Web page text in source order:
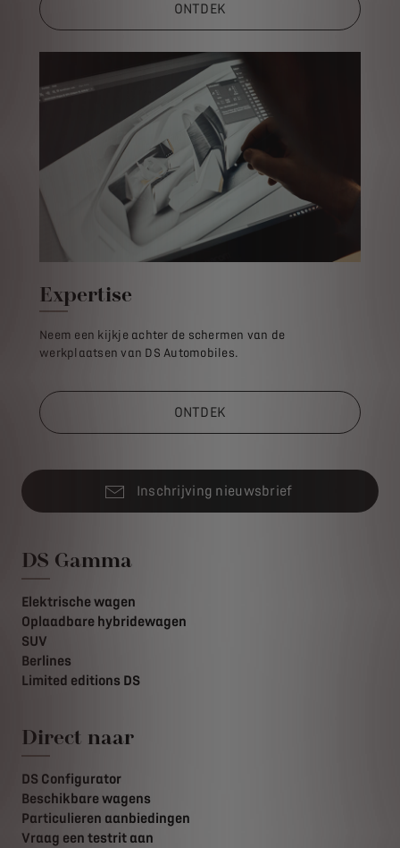
ONTDEK
Expertise
Neem een kijkje achter de schermen van de
werkplaatsen van DS Automobiles.
ONTDEK
Inschrijving nieuwsbrief
DS Gamma
Elektrische wagen
Oplaadbare hybridewagen
SUV
Berlines
Limited editions DS
Direct naar
DS Configurator
Beschikbare wagens
Particulieren aanbiedingen
Vraag een testrit aan